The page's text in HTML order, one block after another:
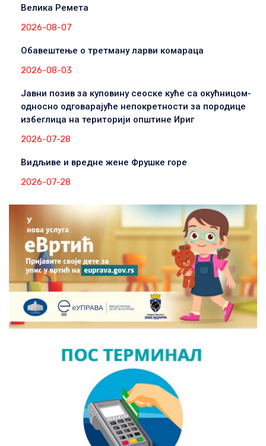
Велика Ремета
2026-08-07
Обавештење о третману ларви комараца
2026-08-03
Јавни позив за куповину сеоске куће са окућницом-
односно одговарајуће непокретности за породице
избеглица на територији општине Ириг
2026-07-28
Видљиве и вредне жене Фрушке горе
2026-07-28